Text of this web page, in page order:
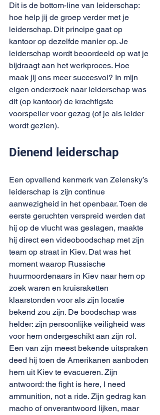
Dit is de bottom-line van leiderschap:
hoe help jij de groep verder met je
leiderschap. Dit principe gaat op
kantoor op dezelfde manier op. Je
leiderschap wordt beoordeeld op wat je
bijdraagt aan het werkproces. Hoe
maak jij ons meer succesvol? In mijn
eigen onderzoek naar leiderschap was
dit (op kantoor) de krachtigste
voorspeller voor gezag (of je als leider
wordt gezien).
Dienend leiderschap
Een opvallend kenmerk van Zelensky’s
leiderschap is zijn continue
aanwezigheid in het openbaar. Toen de
eerste geruchten verspreid werden dat
hij op de vlucht was geslagen, maakte
hij direct een videoboodschap met zijn
team op straat in Kiev. Dat was het
moment waarop Russische
huurmoordenaars in Kiev naar hem op
zoek waren en kruisraketten
klaarstonden voor als zijn locatie
bekend zou zijn. De boodschap was
helder: zijn persoonlijke veiligheid was
voor hem ondergeschikt aan zijn rol.
Een van zijn meest bekende uitspraken
deed hij toen de Amerikanen aanboden
hem uit Kiev te evacueren. Zijn
antwoord: the fight is here, I need
ammunition, not a ride. Zijn gedrag kan
macho of onverantwoord lijken, maar